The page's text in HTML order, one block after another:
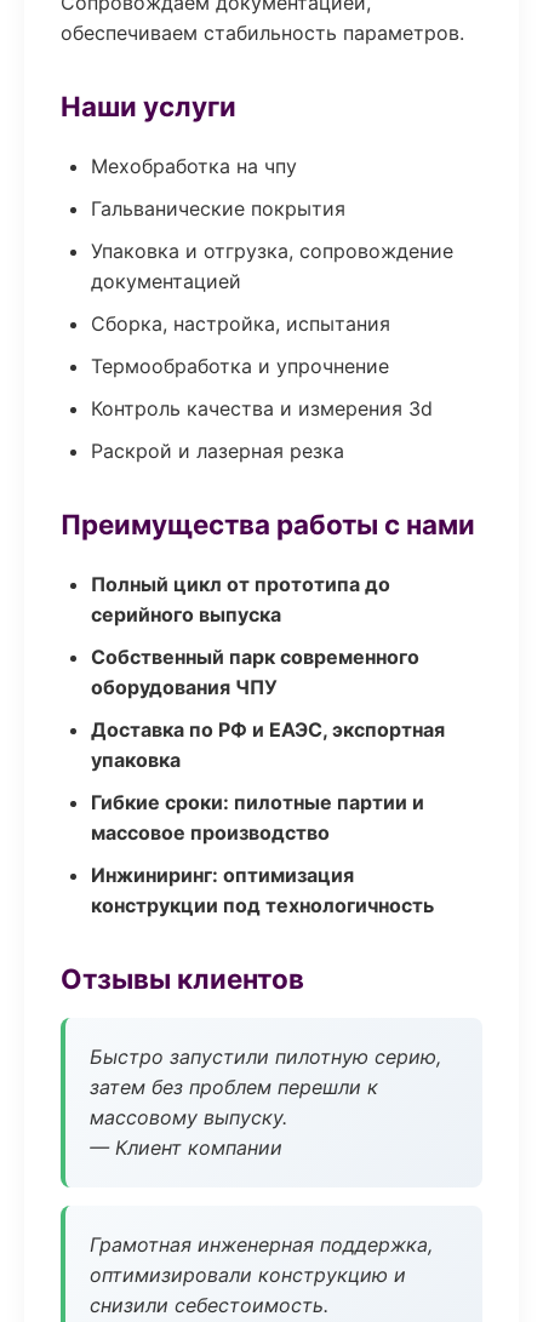
обеспечиваем стабильность параметров.
Наши услуги
Мехобработка на чпу
Гальванические покрытия
Упаковка и отгрузка, сопровождение
документацией
Сборка, настройка, испытания
Термообработка и упрочнение
Контроль качества и измерения 3d
Раскрой и лазерная резка
Преимущества работы с нами
Полный цикл от прототипа до
серийного выпуска
Собственный парк современного
оборудования ЧПУ
Доставка по РФ и ЕАЭС, экспортная
упаковка
Гибкие сроки: пилотные партии и
массовое производство
Инжиниринг: оптимизация
конструкции под технологичность
Отзывы клиентов
Быстро запустили пилотную серию,
затем без проблем перешли к
массовому выпуску.
— Клиент компании
Грамотная инженерная поддержка,
оптимизировали конструкцию и
снизили себестоимость.